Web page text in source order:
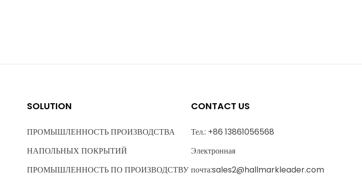
SOLUTION
ПРОМЫШЛЕННОСТЬ ПРОИЗВОДСТВА
НАПОЛЬНЫХ ПОКРЫТИЙ
ПРОМЫШЛЕННОСТЬ ПО ПРОИЗВОДСТВУ
CONTACT US
Тел.: +86 13861056568
Электронная
почта:sales2@hallmarkleader.com